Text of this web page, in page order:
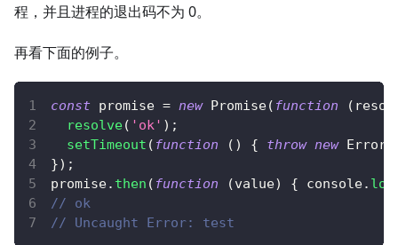
程，并且进程的退出码不为 0。
再看下面的例子。
const promise = new Promise( function (
resolve( 'ok' ) ;
setTimeout ( function ( ) { throw new Error
}) ;
promise. then ( function (value) { console. log
// ok
// Uncaught Error: test